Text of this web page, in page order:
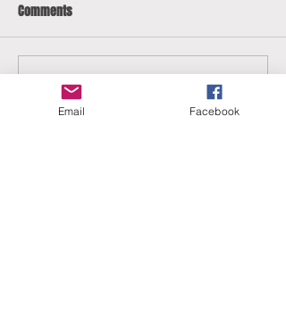
Comments
Write a comment...
Email Facebook